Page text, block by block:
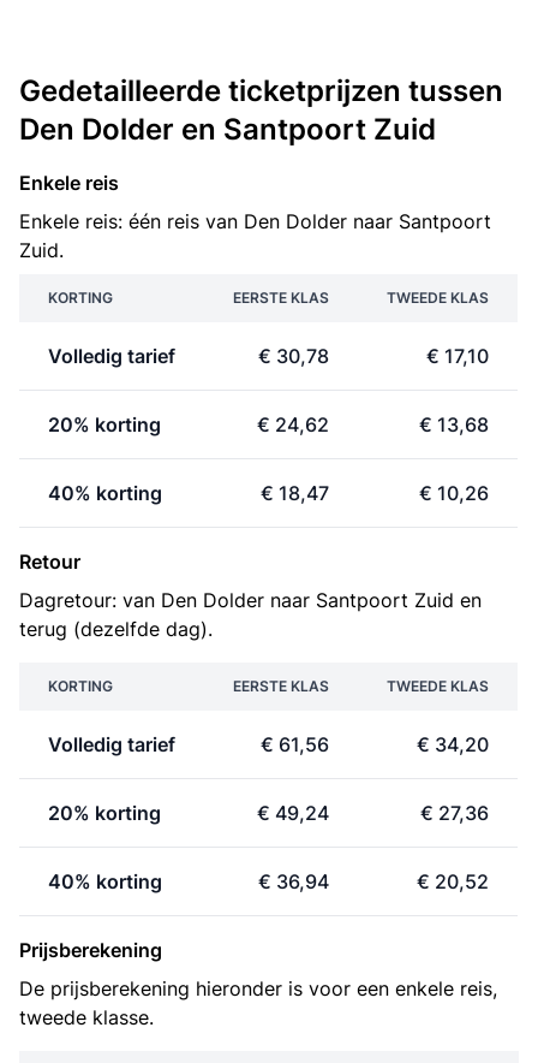
Gedetailleerde ticketprijzen tussen
Den Dolder en Santpoort Zuid
Enkele reis
Enkele reis: één reis van Den Dolder naar Santpoort
Zuid.
KORTING EERSTE KLAS TWEEDE KLAS
Volledig tarief € 30,78 € 17,10
20% korting € 24,62 € 13,68
40% korting € 18,47 € 10,26
Retour
Dagretour: van Den Dolder naar Santpoort Zuid en
terug (dezelfde dag).
KORTING EERSTE KLAS TWEEDE KLAS
Volledig tarief € 61,56 € 34,20
20% korting € 49,24 € 27,36
40% korting € 36,94 € 20,52
Prijsberekening
De prijsberekening hieronder is voor een enkele reis,
tweede klasse.